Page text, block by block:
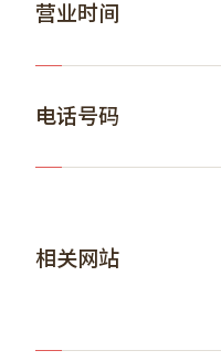
营业时间
电话号码
相关网站